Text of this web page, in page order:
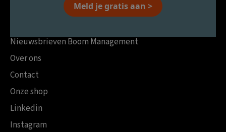
Meld je gratis aan >
Nieuwsbrieven Boom Management
Over ons
Contact
Onze shop
Linkedin
Instagram